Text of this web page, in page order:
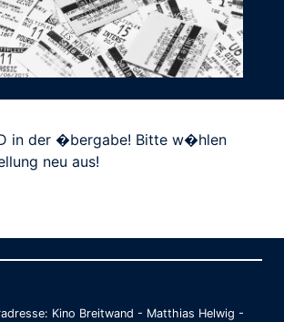
in der �bergabe! Bitte w�hlen
neu aus!
Kino Breitwand - Matthias Helwig -